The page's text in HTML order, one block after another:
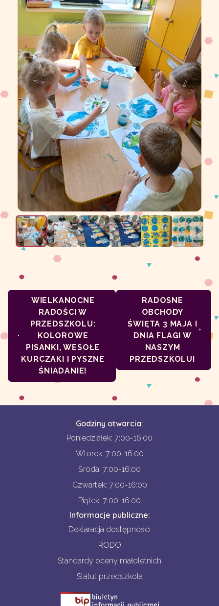
WIELKANOCNE
RADOŚCI W
PRZEDSZKOLU:
KOLOROWE
PISANKI, WESOŁE
KURCZAKI I PYSZNE
ŚNIADANIE!
RADOSNE
OBCHODY
ŚWIĘTA 3 MAJA I
DNIA FLAGI W
NASZYM
PRZEDSZKOLU!
Godziny otwarcia:
Poniedziałek: 7:00-16:00
Wtorek: 7:00-16:00
Środa: 7:00-16:00
Czwartek: 7:00-16:00
Piątek: 7:00-16:00
Informacje publiczne:
Deklaracja dostępności
RODO
Standardy oceny małoletnich
Statut przedszkola